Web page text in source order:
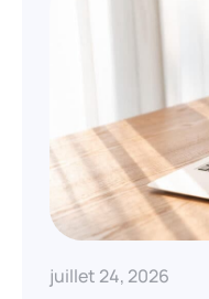
juillet 24, 2026